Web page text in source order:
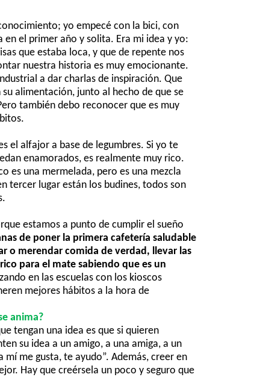
yo empecé con la bici, con
el primer año y solita. Era mi idea y yo:
que estaba loca, y que de repente nos
nuestra historia es muy emocionante.
a dar charlas de inspiración. Que
alimentación, junto a l hecho de que se
también debo reconocer que es muy
el alfajor a base de legumbres. Si yo te
enamorados, es realmente muy rico.
es una mermelada, pero es una mezcla
tercer lugar están los budines, todos son
estamos a punto de cumplir el sueño
de poner la primera cafetería saludable
r o merendar comida de verdad, llevar las
para el mate sabiendo que es un
en las escuelas con los kioscos
mejores hábitos a la hora de
anima?
tengan una idea es que si quieren
su idea a un amigo, a una amiga, a un
mí me gusta, te ayudo”. Además, creer en
Hay que creérsela un poco y seguro que